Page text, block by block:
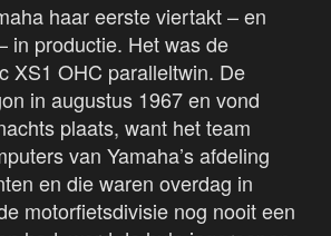
haar eerste viertakt – en
in productie. Het was de
XS1 OHC paralleltwin. De
in augustus 1967 en vond
plaats, want het team
van Yamaha’s afdeling
en die waren overdag in
motorfietsdivisie nog nooit een